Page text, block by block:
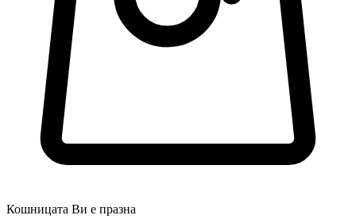
Кошницата Ви е празна